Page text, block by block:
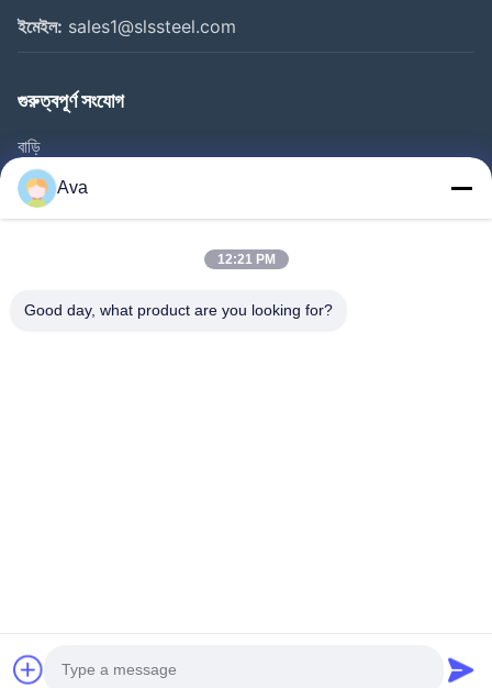
ইমেইল: sales1@slssteel.com
গুরুত্বপূর্ণ সংযোগ
বাড়ি
পণ্য
ভিডিও
কারখানা পরিদর্শন
©2013- WUXI SYLAITH SPECIAL STEEL CO.,LTD. সমস্ত অধিকার সংরক্ষিত।
Ava
12:21 PM
Good day, what product are you looking for?